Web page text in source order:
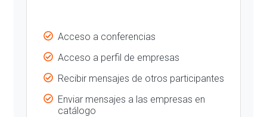
Acceso a conferencias
Acceso a perfil de empresas
Recibir mensajes de otros participantes
Enviar mensajes a las empresas en
catálogo